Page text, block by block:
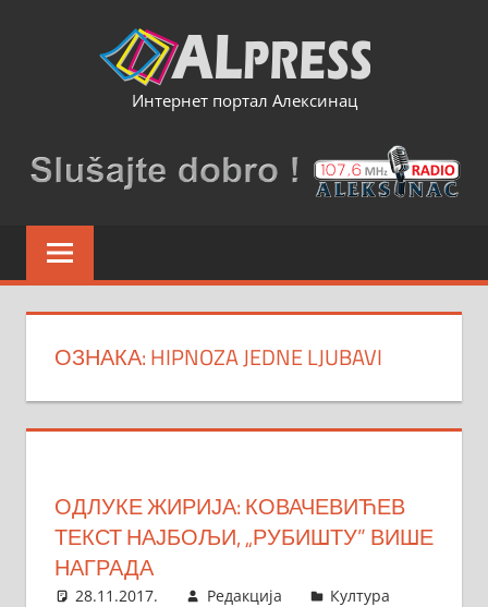
Интернет портал Алексинац
ОЗНАКА:HIPNOZA JEDNE LJUBAVI
ОДЛУКЕ ЖИРИЈА: КОВАЧЕВИЋЕВ
ТЕКСТ НАЈБОЉИ, „РУБИШТУ” ВИШЕ
НАГРАДА
28.11.2017. Редакција
Култура